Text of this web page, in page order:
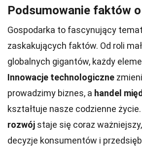
Podsumowanie faktów
Gospodarka to fascynujący temat
zaskakujących faktów. Od roli
globalnych gigantów, każdy
Innowacje technologiczne
prowadzimy biznes, a handel
kształtuje nasze codzienne życie.
rozwój staje się coraz
decyzje konsumentów i